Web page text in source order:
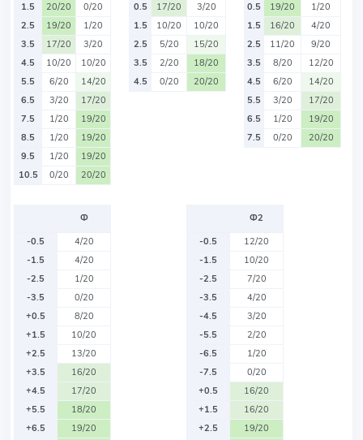
1.5
20/20
0/20
2.5
19/20
1/20
3.5
17/20
3/20
4.5
10/20
10/20
5.5
6/20
14/20
6.5
3/20
17/20
7.5
1/20
19/20
8.5
1/20
19/20
9.5
1/20
19/20
10.5
0/20 20/20
0.5
17/20
3/20
1.5
10/20
10/20
2.5
5/20
15/20
3.5
2/20
18/20
4.5
0/20 20/20
0.5
19/20
1/20
1.5
16/20
4/20
2.5
11/20
9/20
3.5
8/20
12/20
4.5
6/20
14/20
5.5
3/20
17/20
6.5
1/20
19/20
7.5
0/20 20/20
Ф
-0.5
4/20
-1.5
4/20
-2.5
1/20
-3.5
0/20
+0.5
8/20
+1.5
10/20
+2.5
13/20
+3.5
16/20
+4.5
17/20
+5.5
18/20
+6.5
19/20
Ф2
-0.5
12/20
-1.5
10/20
-2.5
7/20
-3.5
4/20
-4.5
3/20
-5.5
2/20
-6.5
1/20
-7.5
0/20
+0.5
16/20
+1.5
16/20
+2.5
19/20